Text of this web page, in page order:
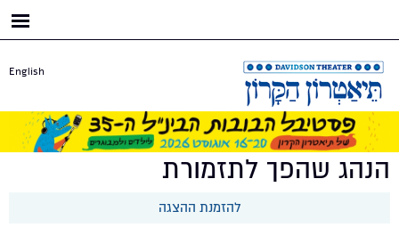
English
הנהג שהפך לתזמורת
להזמנת ההצגה